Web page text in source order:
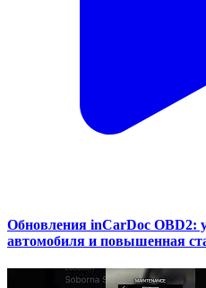
Обновления inCarDoc OBD2:
автомобиля и повышенная